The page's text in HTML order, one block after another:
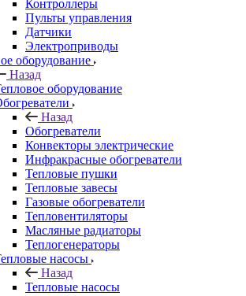
Контроллеры
Пульты управления
Датчики
Электроприводы
оборудование
Назад
оборудование
Назад
Обогреватели
Конвекторы электрические
Инфракрасные обогреватели
Тепловые пушки
Тепловые завесы
Газовые обогреватели
Тепловентиляторы
Масляные радиаторы
Теплогенераторы
насосы
Назад
Тепловые насосы